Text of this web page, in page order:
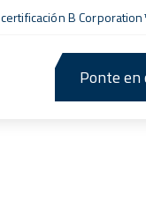
certificación B
Ponte en